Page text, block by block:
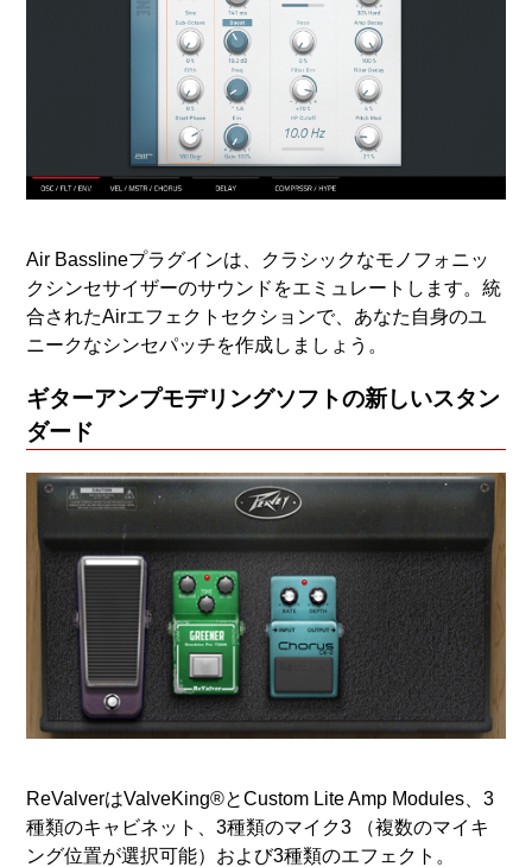
Air Basslineプラグインは、クラシックなモノフォニッ
クシンセサイザーのサウンドをエミュレートします。統
合されたAirエフェクトセクションで、あなた自身のユ
ニークなシンセパッチを作成しましょう。
ギターアンプモデリングソフトの新しいスタン
ダード
ReValverはValveKing®とCustom Lite Amp Modules、3
種類のキャビネット、3種類のマイク3 （複数のマイキ
ング位置が選択可能）および3種類のエフェクト。